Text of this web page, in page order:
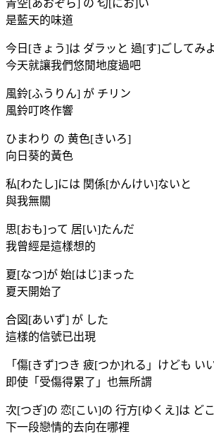
青空[あおぞら] の 匂[にお]い
是藍天的味道
今日[きょう]は ダラッと 過[す]ごしてみ
今天就讓我們悠閒地度過吧
風鈴[ふうりん] が チリン
風鈴叮咚作響
ひまわり の 黄色[きいろ]
向日葵的黃色
私[わたし]には 関係[かんけい]ないと
與我無關
思[おも]って 居[い]たんだ
我曾經是這樣想的
夏[なつ]が 始[はじ]まった
夏天開始了
合図[あいず] が した
這樣的信號已出現
「傷[きず]つき 疲[つか]れる」けども い
即使「受傷得累了」也無所謂
次[つぎ]の 恋[こい]の 行方[ゆくえ]は ど
下一段戀情的去向在哪裡